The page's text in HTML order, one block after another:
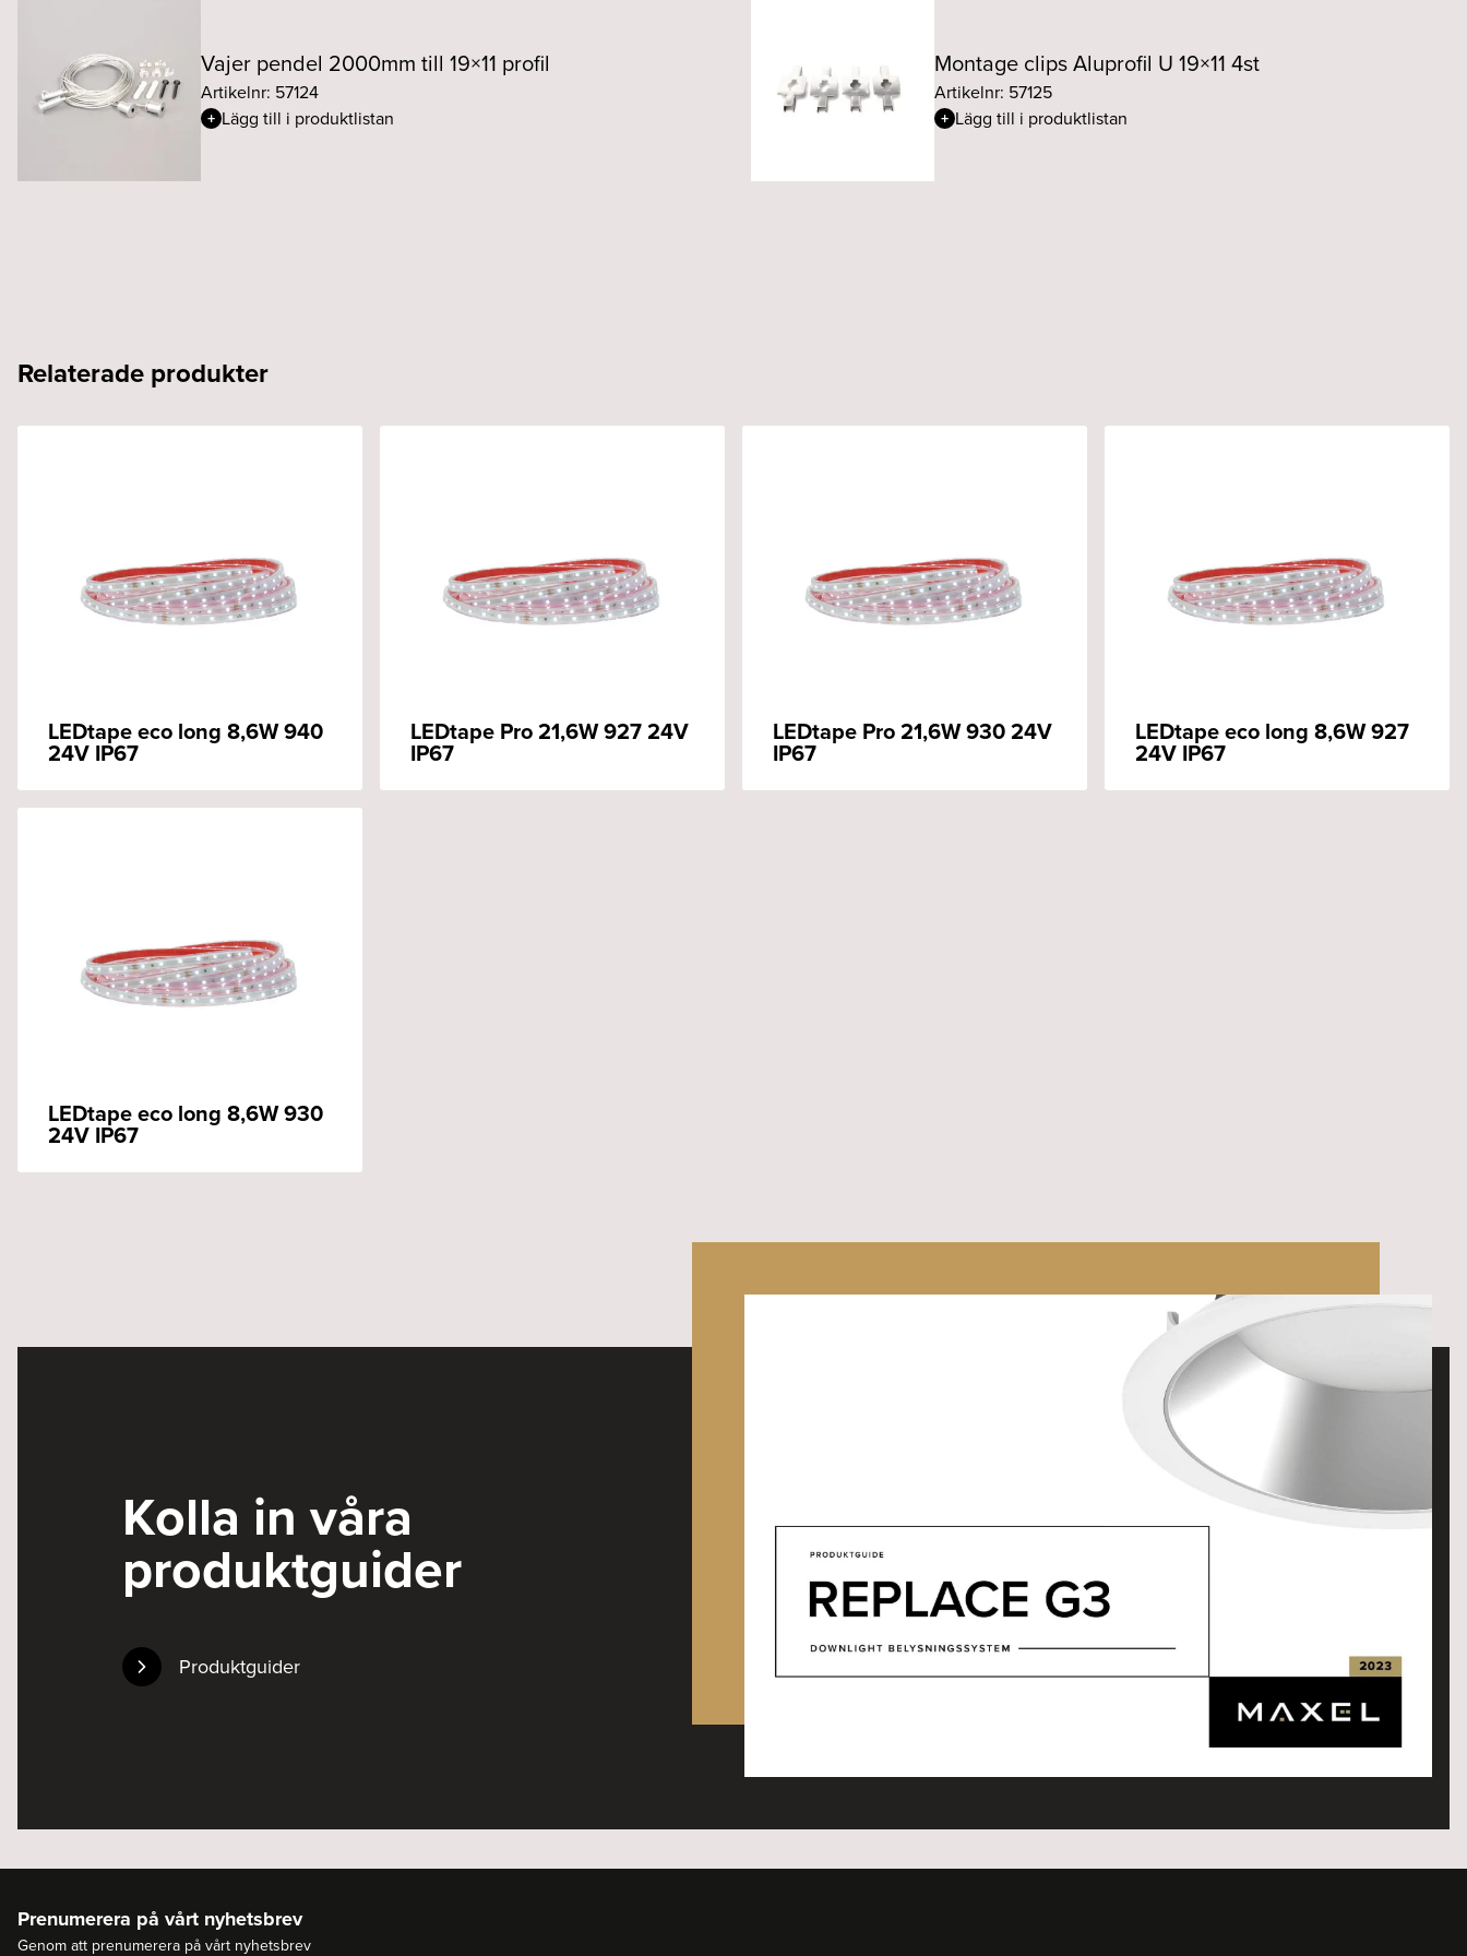
Vajer pendel 2000mm till 19×11 profil
Artikelnr: 57124
Lägg till i produktlistan
Montage clips Aluprofil U 19×11 4st
Artikelnr: 57125
Lägg till i produktlistan
Relaterade produkter
LEDtape eco long 8,6W 940
24V IP67
LEDtape Pro 21,6W 927 24V
IP67
LEDtape Pro 21,6W 930 24V
IP67
LEDtape eco long 8,6W 927
24V IP67
LEDtape eco long 8,6W 930
24V IP67
Kolla in våra
produktguider
Produktguider
Prenumerera på vårt nyhetsbrev
Genom att prenumerera på vårt nyhetsbrev